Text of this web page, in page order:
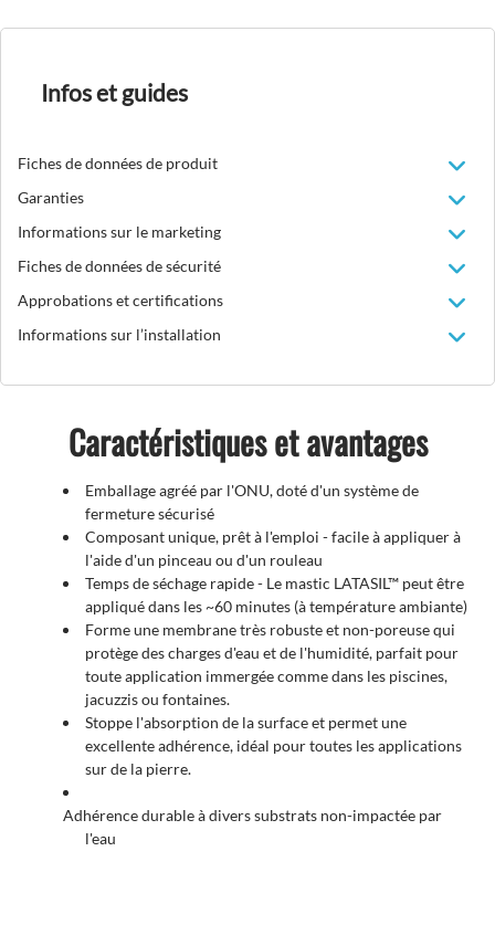
Infos et guides
Fiches de données de produit
Garanties
Informations sur le marketing
Fiches de données de sécurité
Approbations et certifications
Informations sur l’installation
Caractéristiques et avantages
Emballage agréé par l'ONU, doté d'un système de
fermeture sécurisé
Composant unique, prêt à l'emploi - facile à appliquer à
l'aide d'un pinceau ou d'un rouleau
Temps de séchage rapide - Le mastic LATASIL™ peut être
appliqué dans les ~60 minutes (à température ambiante)
Forme une membrane très robuste et non-poreuse qui
protège des charges d'eau et de l'humidité, parfait pour
toute application immergée comme dans les piscines,
jacuzzis ou fontaines.
Stoppe l'absorption de la surface et permet une
excellente adhérence, idéal pour toutes les applications
sur de la pierre.
Adhérence durable à divers substrats non-impactée par
l'eau